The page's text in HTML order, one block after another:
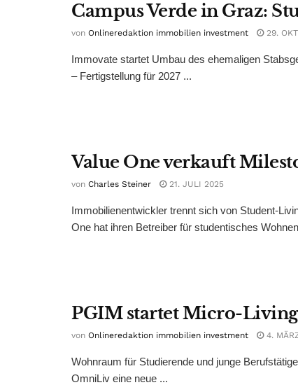
Campus Verde in Graz:
von Onlineredaktion immobilien investment 29.
Immovate startet Umbau des ehemaligen
– Fertigstellung für 2027 ...
Value One verkauft
von Charles Steiner 21. JULI 2025
Immobilienentwickler trennt sich von Student-
One hat ihren Betreiber für studentisches
PGIM startet Micro-
von Onlineredaktion immobilien investment 4.
Wohnraum für Studierende und junge
OmniLiv eine neue ...